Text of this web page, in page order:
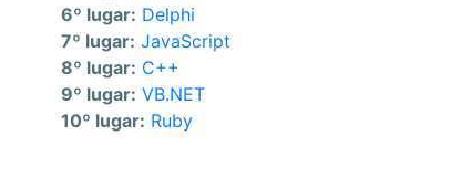
6º lugar: Delphi
7º lugar: JavaScript
8º lugar: C++
9º lugar: VB.NET
10º lugar: Ruby